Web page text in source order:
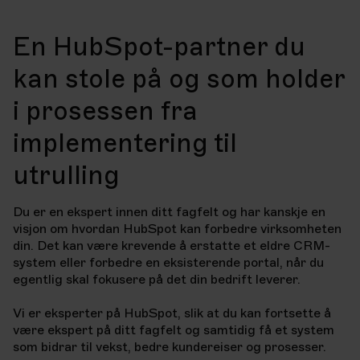
læring tilpasset deres behov og nivå.
Vi gir også support via telefon, e-post og over
videomøte.
En HubSpot-partner du
kan stole på og som holder
i prosessen fra
implementering til
utrulling
Du er en ekspert innen ditt fagfelt og har kanskje en
visjon om hvordan HubSpot kan forbedre virksomheten
din. Det kan være krevende å erstatte et eldre CRM-
system eller forbedre en eksisterende portal, når du
egentlig skal fokusere på det din bedrift leverer.
Vi er eksperter på HubSpot, slik at du kan fortsette å
være ekspert på ditt fagfelt og samtidig få et system
som bidrar til vekst, bedre kundereiser og prosesser.